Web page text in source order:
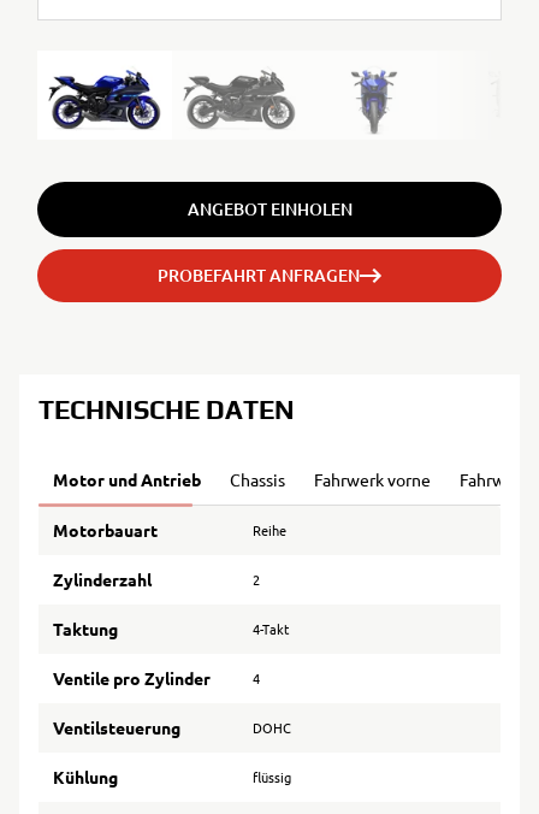
ANGEBOT EINHOLEN
PROBEFAHRT ANFRAGEN
TECHNISCHE DATEN
Motor und Antrieb Chassis Fahrwerk vorne Fahrwerk
Motorbauart Reihe
Zylinderzahl 2
Taktung 4-Takt
Ventile pro Zylinder 4
Ventilsteuerung DOHC
Kühlung flüssig